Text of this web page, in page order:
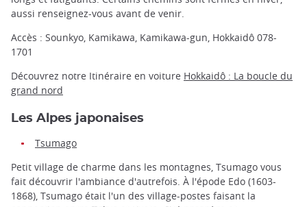
aussi renseignez-vous avant de venir.
Accès : Sounkyo, Kamikawa, Kamikawa-gun, Hokkaidô 078-
1701
Découvrez notre Itinéraire en voiture Hokkaidô : La boucle du
grand nord
Les Alpes japonaises
Tsumago
Petit village de charme dans les montagnes, Tsumago vous
fait découvrir l'ambiance d'autrefois. À l'épode Edo (1603-
1868), Tsumago était l'un des village-postes faisant la